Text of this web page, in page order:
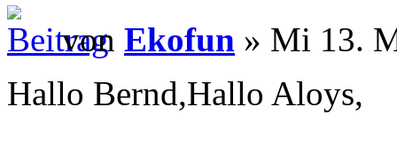
von Ekofun » Mi 13.
Hallo Bernd,Hallo Aloys,